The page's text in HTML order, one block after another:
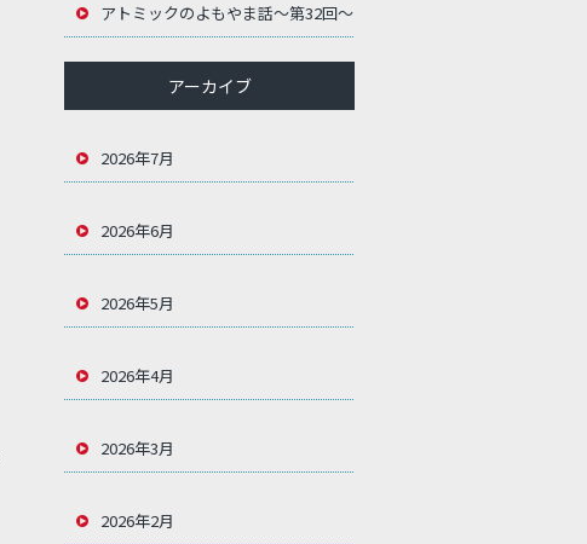
アトミックのよもやま話～第32回～
アーカイブ
2026年7月
2026年6月
2026年5月
2026年4月
2026年3月
2026年2月